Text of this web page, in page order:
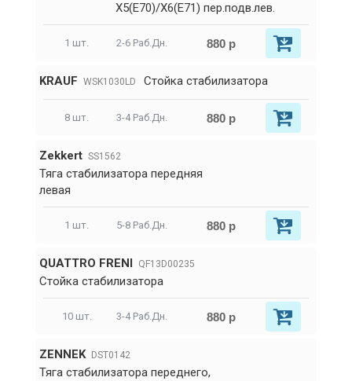
X5(E70)/X6(E71) пер.подв.лев.
1 шт. 2-6 Раб.Дн. 880 р
KRAUF WSK1030LD Стойка стабилизатора
8 шт. 3-4 Раб.Дн. 880 р
Zekkert SS1562
Тяга стабилизатора передняя
левая
1 шт. 5-8 Раб.Дн. 880 р
QUATTRO FRENI QF13D00235
Стойка стабилизатора
10 шт. 3-4 Раб.Дн. 880 р
ZENNEK DST0142
Тяга стабилизатора переднего,